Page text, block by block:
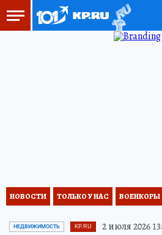
НОВОСТИ ТОЛЬКО У НАС ВОЕНКОРЫ
НЕДВИЖИМОСТЬ KP.RU 2 июля 2026